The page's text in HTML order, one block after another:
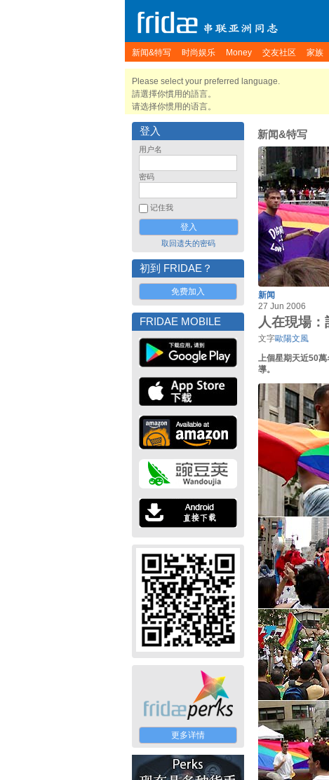
新闻&特写 时尚娱乐 Money 交友社区 家族
Please select your preferred language.
請選擇你慣用的語言。
请选择你惯用的语言。
登入
用户名
密码
记住我
取回遗失的密码
初到 FRIDAE？
免费加入
FRIDAE MOBILE
更多详情
新闻&特写
新闻
27 Jun 2006
人在現場
文字歐陽文風
上個星期天近50
導。